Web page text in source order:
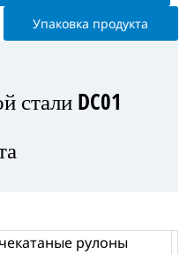
Упаковка продукта
стали DC01
рулоны
стали DC01
стали DC01
стали DC01